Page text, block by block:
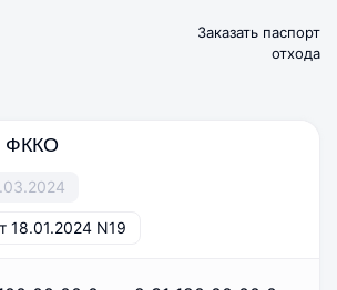
Заказать паспорт
отхода
ФККО
18.01.2024 N19